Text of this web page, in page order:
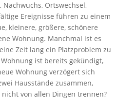
Ortswechsel,
Ereignisse führen zu einem
kleinere, größere, schönere
Wohnung. Manchmal ist es
Zeit lang ein Platzproblem zu
ist bereits gekündigt,
Wohnung verzögert sich
Hausstände zusammen,
von allen Dingen trennen?